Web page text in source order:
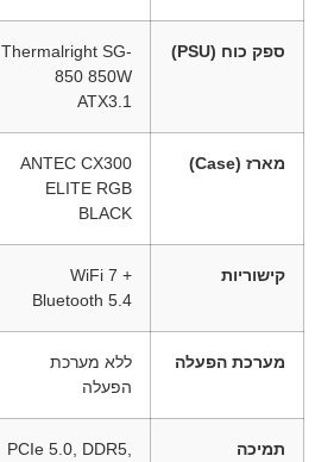
ספק כוח (PSU)
Thermalright SG-
850 850W
ATX3.1
מארז (Case)
ANTEC CX300
ELITE RGB
BLACK
קישוריות
WiFi 7 +
Bluetooth 5.4
מערכת הפעלה
ללא מערכת
הפעלה
תמיכה
PCIe 5.0, DDR5,